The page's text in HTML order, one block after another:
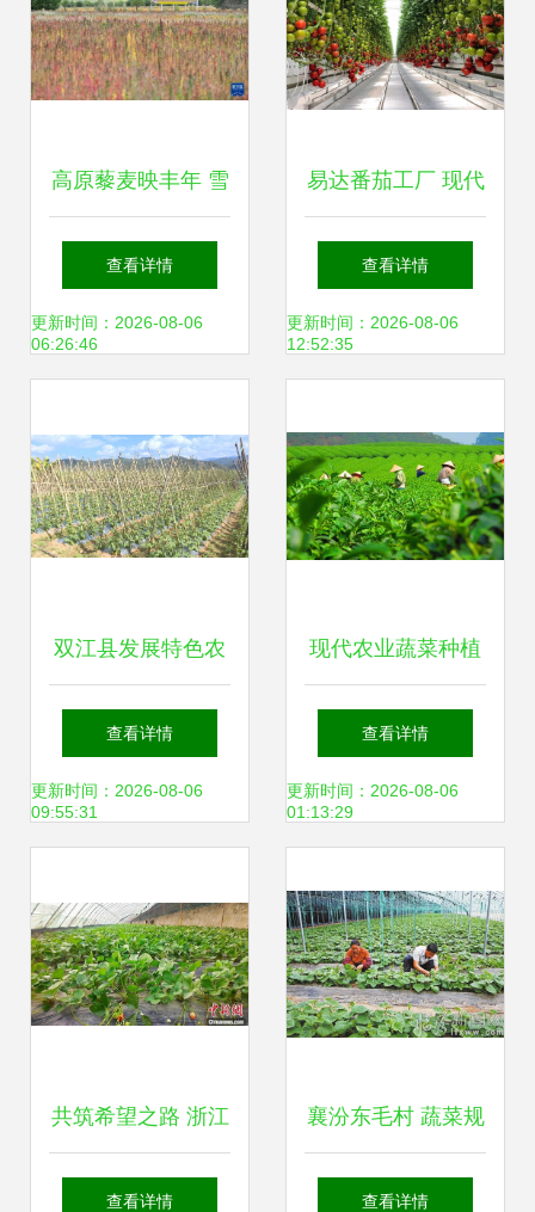
高原藜麦映丰年 雪
域高原上的“同心
米”与农户增收新路
查看详情
更新时间：2026-08-06
06:26:46
易达番茄工厂 现代
农业种植技术的新
篇章
查看详情
更新时间：2026-08-06
12:52:35
双江县发展特色农
业 拓宽农民增收渠
道
查看详情
更新时间：2026-08-06
09:55:31
现代农业蔬菜种植
与加工及油茶基地
牛羊养殖加工冷链
性研究
查看详情
更新时间：2026-08-06
01:13:29
共筑希望之路 浙江
金华援疆项目以“采
查看详情
襄汾东毛村 蔬菜规
模化种植助力农业
查看详情